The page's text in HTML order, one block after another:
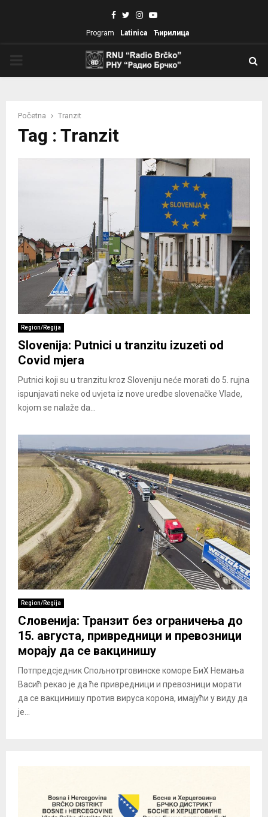
Facebook
TwitterInstagram
Youtube
Program Latinica Ћирилица
Početna Tranzit
Tag : Tranzit
Region/Regija
Slovenija: Putnici u tranzitu izuzeti od
Covid mjera
Putnici koji su u tranzitu kroz Sloveniju neće morati do 5. rujna
ispunjavati neke od uvjeta iz nove uredbe slovenačke Vlade,
kojom se nalaže da...
Region/Regija
Словенија: Транзит без ограничења до
15. августа, привредници и превозници
морају да се вакцинишу
Потпредсједник Спољнотрговинске коморе БиХ Немања
Васић рекао је да ће привредници и превозници морати
да се вакцинишу против вируса корона, имајући у виду да
је...